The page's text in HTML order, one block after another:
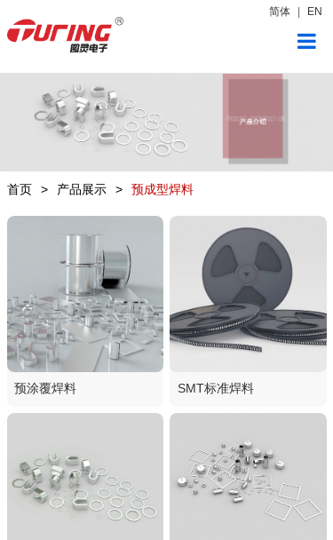
简体 EN
首页 > 产品展示 > 预成型焊料
预涂覆焊料 SMT标准焊料